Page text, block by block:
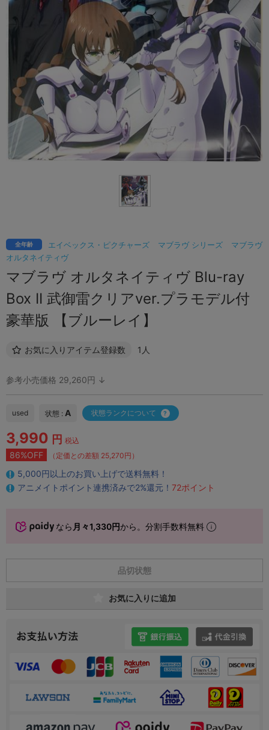
エイベックス・ピクチャーズ マブラヴ シリーズ
マブラヴ
オルタネイティヴ
全年齢
マブラヴ オルタネイティヴ Blu-ray
Box II 武御雷クリアver.プラモデル付
豪華版 【ブルーレイ】
お気に入りアイテム登録数 1人
参考小売価格 29,260円 ↓
used 状態 : A 状態ランクについて
3,990 円 税込
86%OFF （定価との差額 25,270円）
5,000円以上のお買い上げで送料無料！
アニメイトポイント連携済みで2%還元！ 72ポイント
なら 月々1,330円から。分割手数料無料
品切状態
お気に入りに追加